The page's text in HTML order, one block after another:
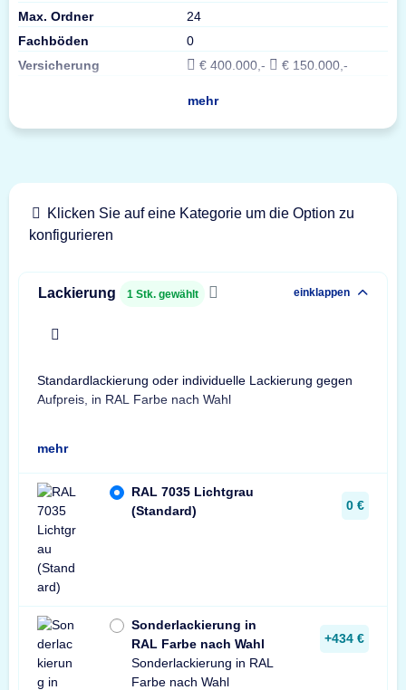
Max. Ordner
24
Fachböden
0
Versicherung
€ 400.000,- € 150.000,-
mehr
Klicken Sie auf eine Kategorie um die Option zu
konfigurieren
Lackierung 1 Stk. gewählt einklappen
Standardlackierung oder individuelle Lackierung gegen
Aufpreis, in RAL Farbe nach Wahl
mehr
RAL 7035 Lichtgrau
(Standard)
0 €
Sonderlackierung in
RAL Farbe nach Wahl
Sonderlackierung in RAL
Farbe nach Wahl
+434 €